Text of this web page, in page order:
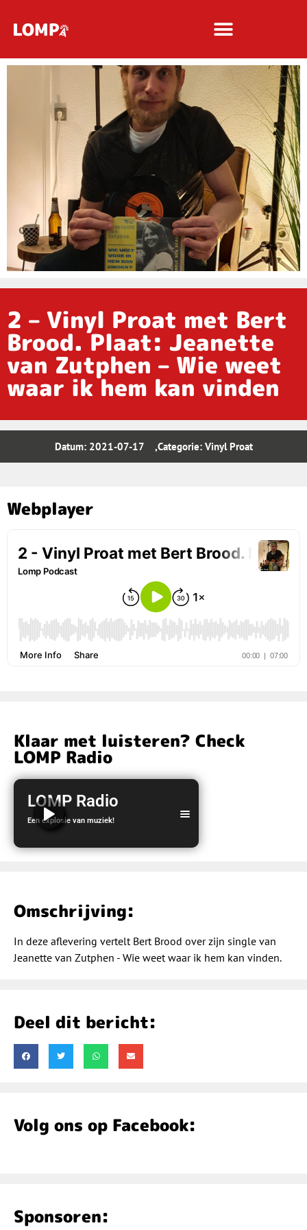
2 – Vinyl Proat met Bert
Brood. Plaat: Jeanette
van Zutphen – Wie weet
waar ik hem kan vinden
Datum: 2021-07-17 ,Categorie: Vinyl Proat
Webplayer
Klaar met luisteren? Check
LOMP Radio
LOMP Radio
Een explosie van muziek!
Omschrijving:
In deze aflevering vertelt Bert Brood over zijn single van
Jeanette van Zutphen - Wie weet waar ik hem kan vinden.
Deel dit bericht:
Volg ons op Facebook:
Sponsoren: